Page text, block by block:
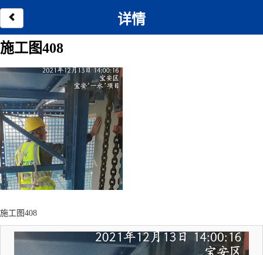
详情
施工图408
施工图408